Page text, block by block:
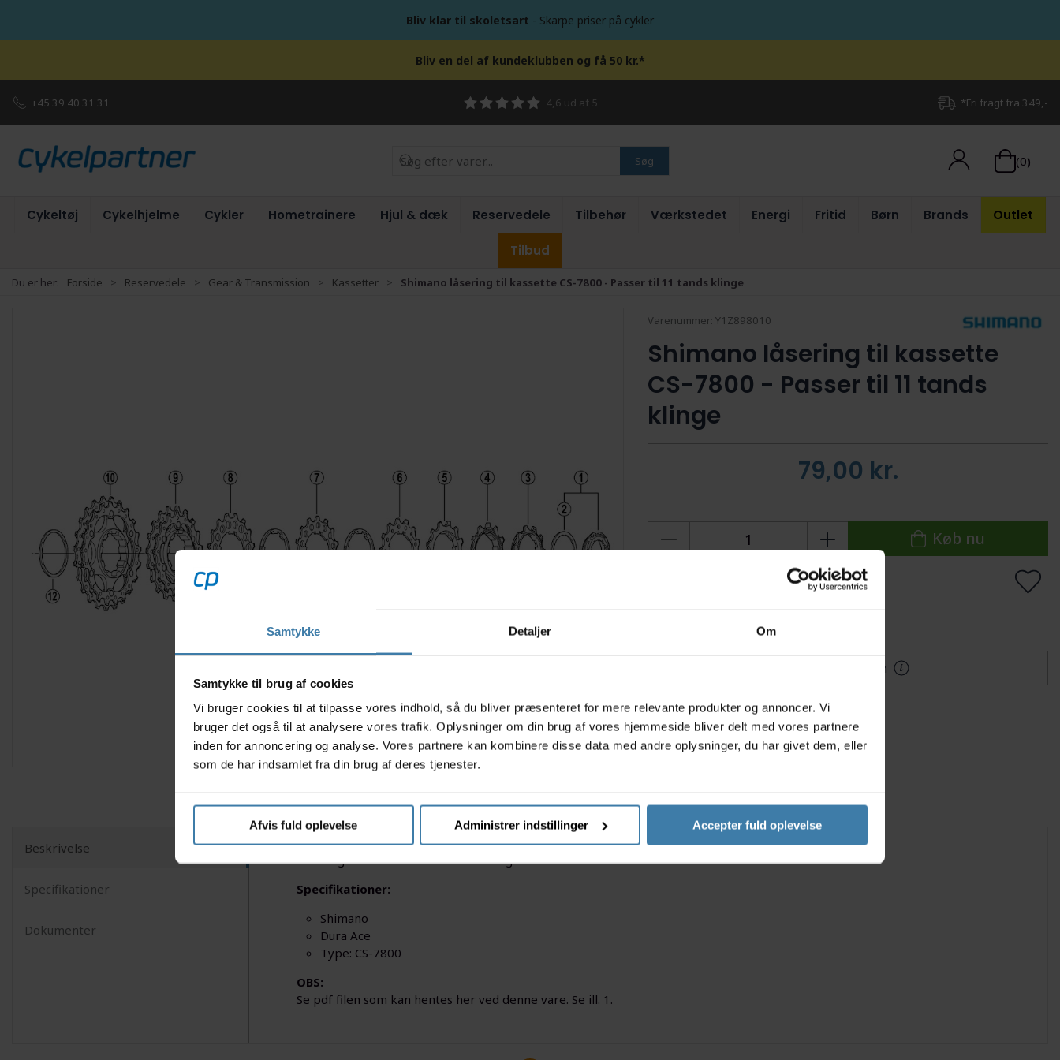
Samtykke Detaljer Om
Samtykke til brug af cookies
Vi bruger cookies til at tilpasse vores indhold, så du bliver præsenteret for mere relevante produkter og annoncer. Vi
bruger det også til at analysere vores trafik. Oplysninger om din brug af vores hjemmeside bliver delt med vores partnere
inden for annoncering og analyse. Vores partnere kan kombinere disse data med andre oplysninger, du har givet dem, eller
som de har indsamlet fra din brug af deres tjenester.
Afvis fuld oplevelse Administrer indstillinger Accepter fuld oplevelse
Bliv klar til skoletsart - Skarpe priser på cykler
Bliv en del af kundeklubben og få 50 kr.*
+45 39 40 31 31 4,6 ud af 5 *Fri fragt fra 349,-
Søg (0)
Cykeltøj Cykelhjelme Cykler Hometrainere Hjul & dæk Reservedele Tilbehør Værkstedet Energi Fritid Børn Brands Outlet
Tilbud
Du er her: Forside Reservedele Gear & Transmission Kassetter Shimano låsering til kassette CS-7800 - Passer til 11 tands klinge
Varenummer:Y1Z898010
Shimano låsering til kassette
CS-7800 - Passer til 11 tands
klinge
79,00 kr.
Køb nu
Levering: 1-2 dage
Tilføj til Ønskeskyen
Mere information
Beskrivelse
Specifikationer
Dokumenter
Låsering til kassette for 11 tands klinge.
Specifikationer:
Shimano
Dura Ace
Type: CS-7800
OBS:
Se pdf filen som kan hentes her ved denne vare. Se ill. 1.